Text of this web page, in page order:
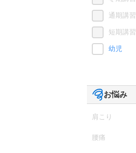
通期講習
短期講習
幼児
お悩み
肩こり
腰痛